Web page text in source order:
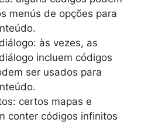
menús de opções para
às vezes, as
incluem códigos
ser usados para
certos mapas e
conter códigos infinitos